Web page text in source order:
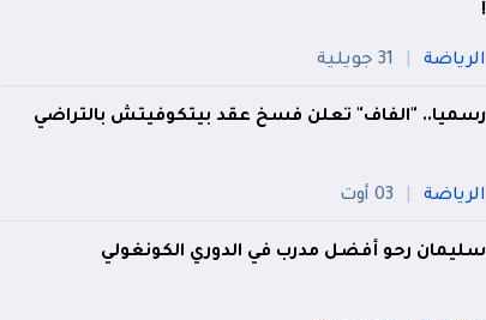
!
الرياضة 31 جويلية
رسميا.. "الفاف" تعلن فسخ عقد بيتكوفيتش بالتراضي
الرياضة 03 أوت
سليمان رحو أفضل مدرب في الدوري الكونغولي